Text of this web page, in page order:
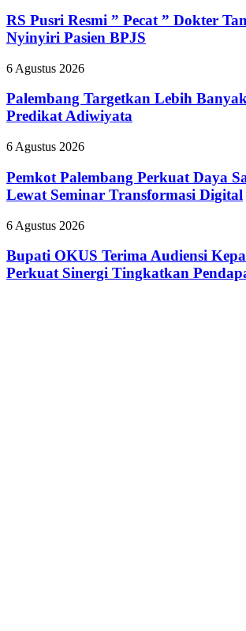
Kilang
Plaju
Tanamkan
Budaya
HSSE
Melalui
Safety
Campaign
Resmi
”
Pecat
Dokter
yang
Nyinyiri
BPJS
RS Pusri Resmi ” Pecat ” Dokter
Nyinyiri Pasien BPJS
Palembang
Lebih
Banyak
Sekolah
Predikat
6 Agustus 2026
Palembang Targetkan Lebih
Predikat Adiwiyata
Pemkot
Perkuat
Daya
Saing
Lewat
Transformasi
Digital
6 Agustus 2026
Pemkot Palembang Perkuat Daya
Lewat Seminar Transformasi Digital
Bupati
Terima
Audiensi
Kepala
6 Agustus 2026
Bupati OKUS Terima Audiensi
Perkuat Sinergi Tingkatkan